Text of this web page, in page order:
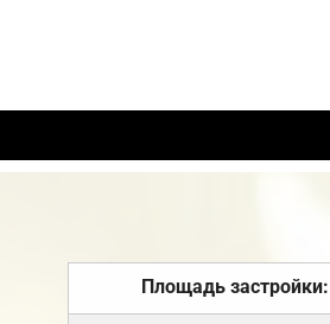
Площадь застройки: